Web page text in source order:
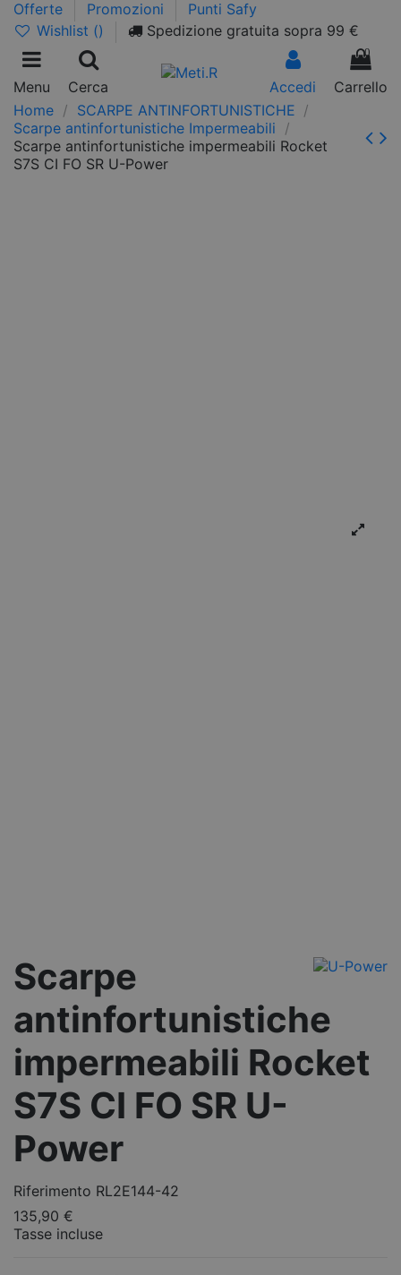
Offerte Promozioni
Punti Safy
Wishlist () Spedizione gratuita sopra 99 €
Menu Cerca Accedi
0
Carrello
Home
SCARPE ANTINFORTUNISTICHE
Scarpe antinfortunistiche Impermeabili
Scarpe antinfortunistiche impermeabili Rocket
S7S CI FO SR U-Power
Scarpe
antinfortunistiche
impermeabili Rocket
S7S CI FO SR U-
Power
Riferimento RL2E144-42
135,90 €
Tasse incluse